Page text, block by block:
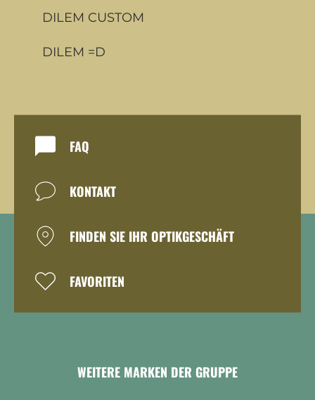
DILEM CUSTOM
DILEM =D
FAQ
KONTAKT
FINDEN SIE IHR OPTIKGESCHÄFT
FAVORITEN
WEITERE MARKEN DER GRUPPE